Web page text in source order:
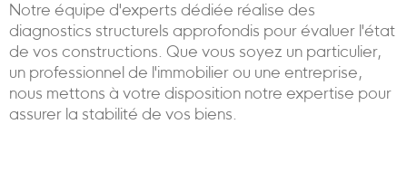
Notre équipe d'experts dédiée réalise des
diagnostics structurels approfondis pour évaluer l'état
de vos constructions. Que vous soyez un particulier,
un professionnel de l'immobilier ou une entreprise,
nous mettons à votre disposition notre expertise pour
assurer la stabilité de vos biens.